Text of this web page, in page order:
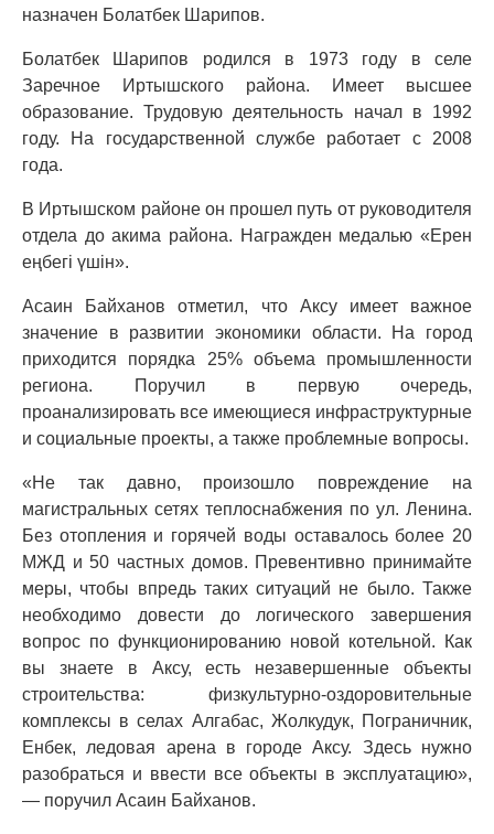
назначен Болатбек Шарипов.
Болатбек Шарипов родился в 1973 году в селе
Заречное Иртышского района. Имеет высшее
образование. Трудовую деятельность начал в 1992
году. На государственной службе работает с 2008
года.
В Иртышском районе он прошел путь от руководителя
отдела до акима района. Награжден медалью «Ерен
еңбегі үшін».
Асаин Байханов отметил, что Аксу имеет важное
значение в развитии экономики области. На город
приходится порядка 25% объема промышленности
региона. Поручил в первую очередь,
проанализировать все имеющиеся инфраструктурные
и социальные проекты, а также проблемные вопросы.
«Не так давно, произошло повреждение на
магистральных сетях теплоснабжения по ул. Ленина.
Без отопления и горячей воды оставалось более 20
МЖД и 50 частных домов. Превентивно принимайте
меры, чтобы впредь таких ситуаций не было. Также
необходимо довести до логического завершения
вопрос по функционированию новой котельной. Как
вы знаете в Аксу, есть незавершенные объекты
строительства: физкультурно-оздоровительные
комплексы в селах Алгабас, Жолкудук, Пограничник,
Енбек, ледовая арена в городе Аксу. Здесь нужно
разобраться и ввести все объекты в эксплуатацию»,
— поручил Асаин Байханов.